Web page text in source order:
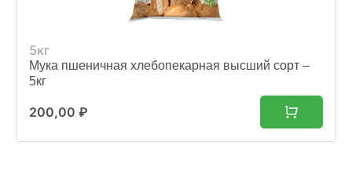
5кг
Мука пшеничная хлебопекарная высший сорт –
5кг
200,00 ₽